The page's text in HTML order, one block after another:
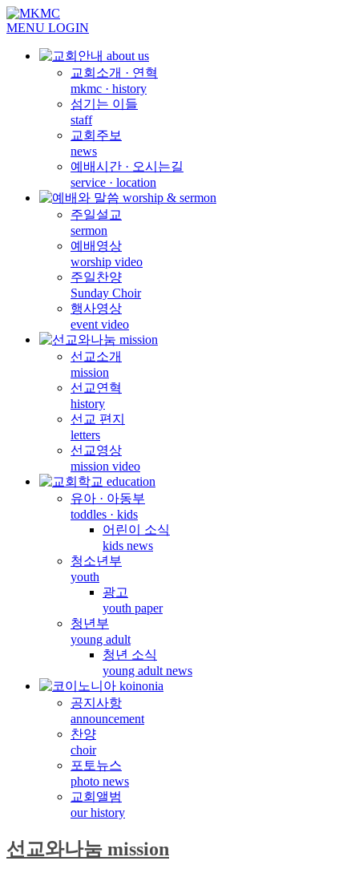
MENU LOGIN
교회소개 · 연혁
mkmc · history
섬기는 이들
staff
교회주보
news
예배시간 · 오시는길
service · location
주일설교
sermon
예배영상
worship video
주일찬양
Sunday Choir
행사영상
event video
선교소개
mission
선교연혁
history
선교 편지
letters
선교영상
mission video
유아 · 아동부
toddles · kids
어린이 소식
kids news
청소년부
youth
광고
youth paper
청년부
young adult
청년 소식
young adult news
공지사항
announcement
찬양
choir
포토뉴스
photo news
교회앨범
our history
선교와나눔 mission